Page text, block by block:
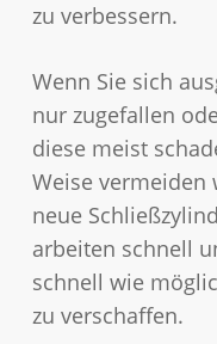
zu verbessern.
Wenn Sie sich
nur zugefallen
diese meist
Weise
neue
arbeiten schnell
schnell wie
zu verschaffen.